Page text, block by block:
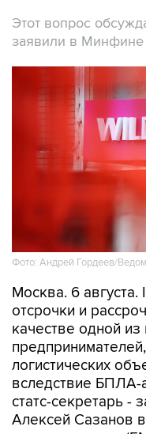
Фото: Андрей Гордеев/
Москва. 6 августа.
качестве одной
логистических
вследствие БПЛА-
статс-секретарь -
Алексей Сазанов
межправсовета